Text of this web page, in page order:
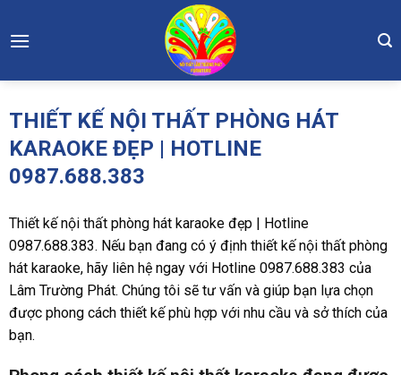
to
THIẾT KẾ NỘI THẤT PHÒNG HÁT
KARAOKE ĐẸP | HOTLINE
0987.688.383
Thiết kế nội thất phòng hát karaoke đẹp | Hotline
0987.688.383. Nếu bạn đang có ý định thiết kế nội thất phòng
hát karaoke, hãy liên hệ ngay với Hotline 0987.688.383 của
Lâm Trường Phát. Chúng tôi sẽ tư vấn và giúp bạn lựa chọn
được phong cách thiết kế phù hợp với nhu cầu và sở thích của
bạn.